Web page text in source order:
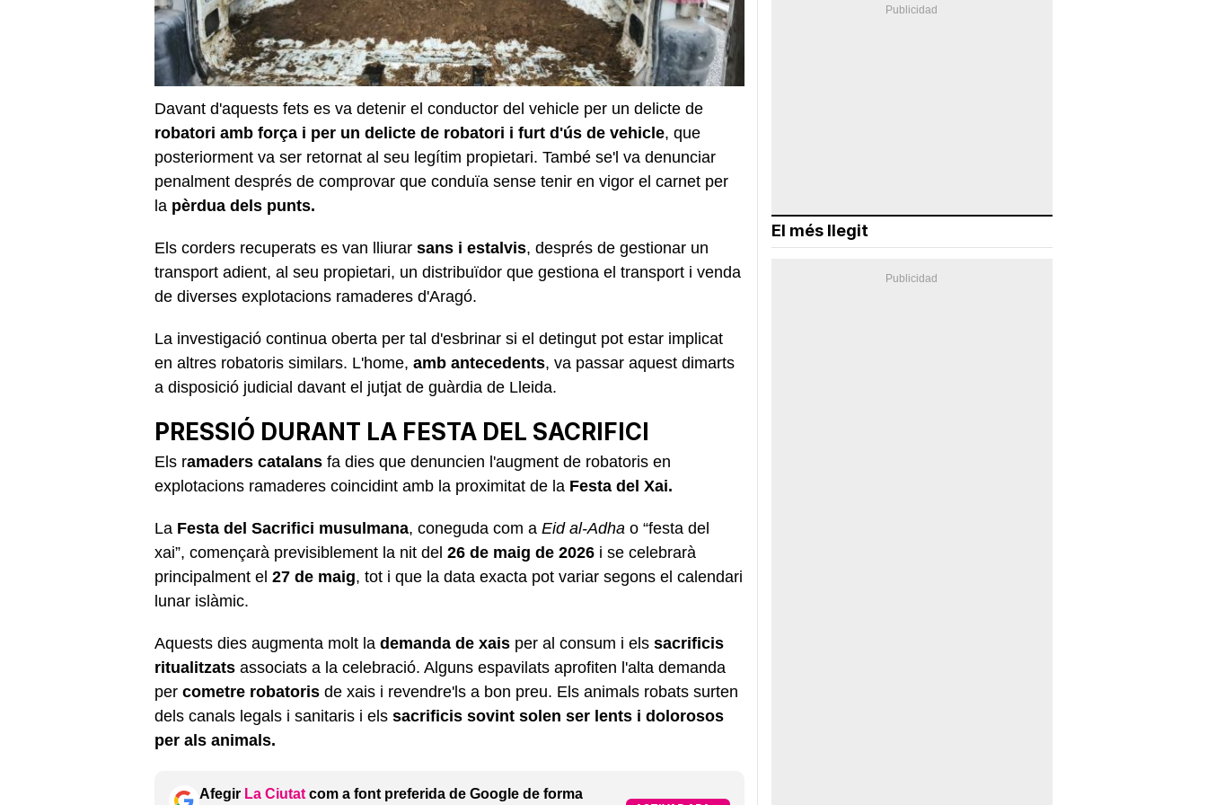
Davant d'aquests fets es va detenir el conductor del vehicle per un delicte de
robatori amb força i per un delicte de robatori i furt d'ús de vehicle, que
posteriorment va ser retornat al seu legítim propietari. També se'l va denunciar
penalment després de comprovar que conduïa sense tenir en vigor el carnet per
la pèrdua dels punts.
Els corders recuperats es van lliurar sans i estalvis, després de gestionar un
transport adient, al seu propietari, un distribuïdor que gestiona el transport i venda
de diverses explotacions ramaderes d'Aragó.
La investigació continua oberta per tal d'esbrinar si el detingut pot estar implicat
en altres robatoris similars. L'home, amb antecedents, va passar aquest dimarts
a disposició judicial davant el jutjat de guàrdia de Lleida.
PRESSIÓ DURANT LA FESTA DEL SACRIFICI
Els ramaders catalans fa dies que denuncien l'augment de robatoris en
explotacions ramaderes coincidint amb la proximitat de la Festa del Xai.
La Festa del Sacrifici musulmana, coneguda com a Eid al-Adha o “festa del
xai”, començarà previsiblement la nit del 26 de maig de 2026 i se celebrarà
principalment el 27 de maig, tot i que la data exacta pot variar segons el calendari
lunar islàmic.
Aquests dies augmenta molt la demanda de xais per al consum i els sacrificis
ritualitzats associats a la celebració. Alguns espavilats aprofiten l'alta demanda
per cometre robatoris de xais i revendre'ls a bon preu. Els animals robats surten
dels canals legals i sanitaris i els sacrificis sovint solen ser lents i dolorosos
per als animals.
Afegir La Ciutat com a font preferida de Google de forma
El més llegit